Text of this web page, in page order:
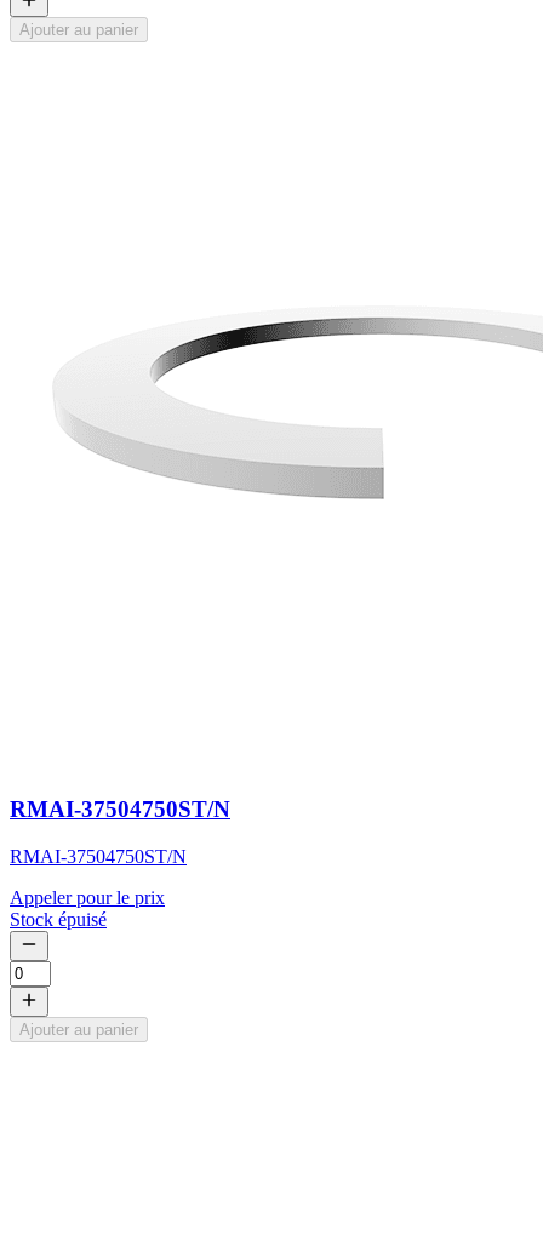
Ajouter au panier
RMAI-37504750ST/N
RMAI-37504750ST/N
Appeler pour le prix
Stock épuisé
Ajouter au panier